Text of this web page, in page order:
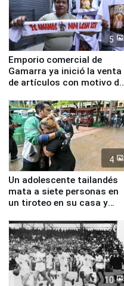
5
Emporio comercial de
Gamarra ya inició la venta
de artículos con motivo de
4
Un adolescente tailandés
mata a siete personas en
un tiroteo en su casa y
10